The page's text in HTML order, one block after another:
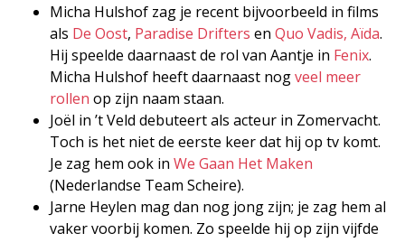
Micha Hulshof zag je recent bijvoorbeeld in films
als De Oost, Paradise Drifters en Quo Vadis, Aïda.
Hij speelde daarnaast de rol van Aantje in Fenix.
Micha Hulshof heeft daarnaast nogveel meer
rollen op zijn naam staan.
Joël in ’t Veld debuteert als acteur in Zomervacht.
Toch is het niet de eerste keer dat hij op tv komt.
Je zag hem ook in We Gaan Het Maken
(Nederlandse Team Scheire).
Jarne Heylen mag dan nog jong zijn; je zag hem al
vaker voorbij komen. Zo speelde hij op zijn vijfde